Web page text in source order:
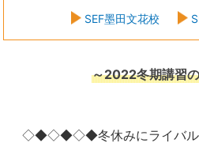
SEF墨田文花校
～2022冬期講習
◇◆◇◆◇◆冬休みにライバル